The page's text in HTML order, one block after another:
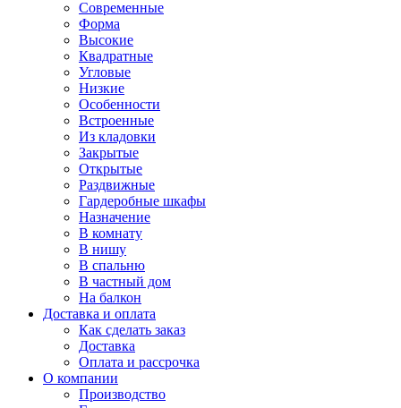
Современные
Форма
Высокие
Квадратные
Угловые
Низкие
Особенности
Встроенные
Из кладовки
Закрытые
Открытые
Раздвижные
Гардеробные шкафы
Назначение
В комнату
В нишу
В спальню
В частный дом
На балкон
Доставка и оплата
Как сделать заказ
Доставка
Оплата и рассрочка
О компании
Производство